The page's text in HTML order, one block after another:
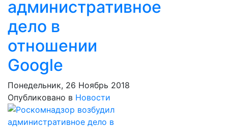
административное
дело в
отношении
Google
Понедельник, 26 Ноябрь 2018
Опубликовано в Новости